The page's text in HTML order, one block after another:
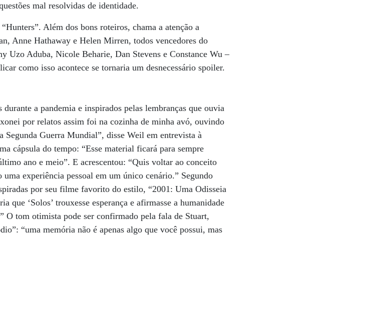
mal resolvidas de identidade.
Além dos bons roteiros, chama a atenção a
Anne Hathaway e Helen Mirren, todos vencedores do
Uzo Aduba, Nicole Beharie, Dan Stevens e Constance Wu –
como isso acontece se tornaria um desnecessário spoiler.
a pandemia e inspirados pelas lembranças que ouvia
por relatos assim foi na cozinha de minha avó, ouvindo
Segunda Guerra Mundial”, disse Weil em entrevista à
cápsula do tempo: “Esse material ficará para sempre
ano e meio”. E acrescentou: “Quis voltar ao conceito
experiência pessoal em um único cenário.” Segundo
por seu filme favorito do estilo, “2001: Uma Odisseia
que ‘Solos’ trouxesse esperança e afirmasse a humanidade
O tom otimista pode ser confirmado pela fala de Stuart,
“uma memória não é apenas algo que você possui, mas